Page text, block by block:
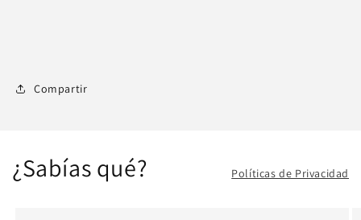
Compartir
¿Sabías qué? Políticas de Privacidad